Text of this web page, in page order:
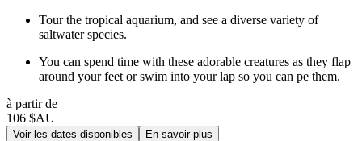
Tour the tropical aquarium, and see a diverse variety of
saltwater species.
You can spend time with these adorable creatures as they flap
around your feet or swim into your lap so you can pe them.
à partir de
106 $AU
Voir les dates disponibles En savoir plus